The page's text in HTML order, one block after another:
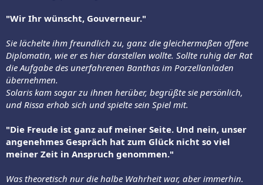
"Wir Ihr wünscht, Gouverneur."
Sie lächelte ihm freundlich zu, ganz die gleichermaßen offene
Diplomatin, wie er es hier darstellen wollte. Sollte ruhig der Rat
die Aufgabe des unerfahrenen Banthas im Porzellanladen
übernehmen.
Solaris kam sogar zu ihnen herüber, begrüßte sie persönlich,
und Rissa erhob sich und spielte sein Spiel mit.
"Die Freude ist ganz auf meiner Seite. Und nein, unser
angenehmes Gespräch hat zum Glück nicht so viel
meiner Zeit in Anspruch genommen."
Was theoretisch nur die halbe Wahrheit war, aber immerhin.